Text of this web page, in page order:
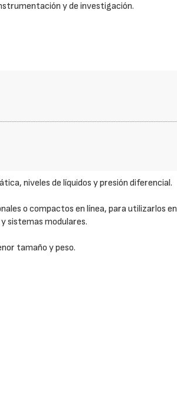
y de investigación.
niveles de líquidos y presión diferencial.
o compactos en línea, para utilizarlos en
sistemas modulares.
tamaño y peso.